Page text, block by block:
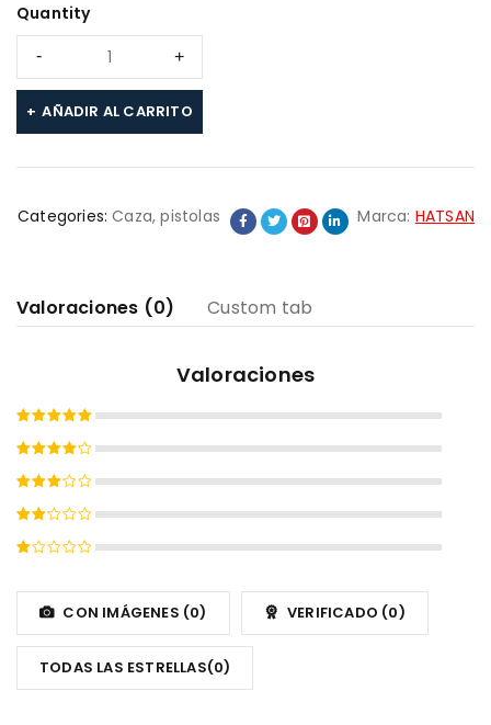
Quantity
AÑADIR AL CARRITO
Categories: Caza,pistolas Marca: HATSAN
Valoraciones (0) Custom tab
Valoraciones
Valorado
con
5
5
Valorado
con
de 5
Valorado
con
3de
Valorado
con
de
con
5
CON IMÁGENES (0) VERIFICADO (0)
TODAS LAS ESTRELLAS(0)